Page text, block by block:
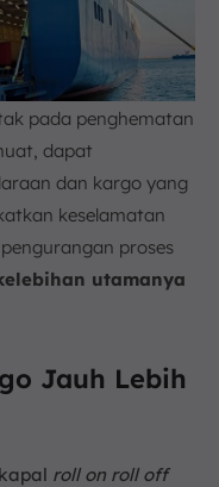
pada penghematan
dapat
dan kargo yang
keselamatan
proses
utamanya
Jauh Lebih
kapal roll on roll off